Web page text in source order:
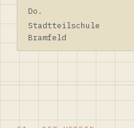
Do.
Stadtteilschule
Bramfeld